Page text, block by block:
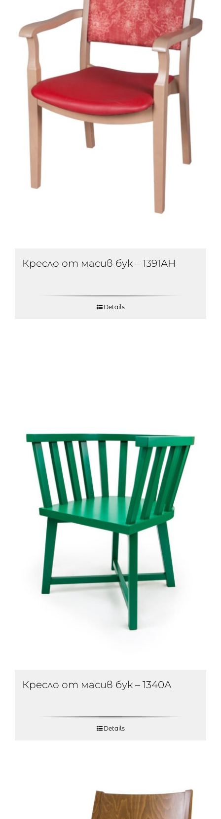
Кресло от масив бук – 1391AH
Details
Кресло от масив бук – 1340А
Details